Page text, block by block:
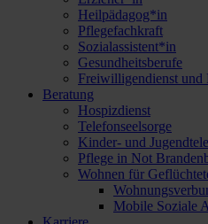
Heilpädagog*in
Pflegefachkraft
Sozialassistent*in
Gesundheitsberufe
Freiwilligendienst und
Beratung
Hospizdienst
Telefonseelsorge
Kinder- und
Pflege in Not
Wohnen für
Mobile Soziale